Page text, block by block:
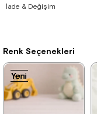
İade & Değişim
Renk Seçenekleri
Yeni
Ürün
Yeni
Ürün
Yeni
Ürün
Yeni
Ürün
Yeni
Ürün
Yeni
Ürün
Yeni
Ürün
Yeni
Ürün